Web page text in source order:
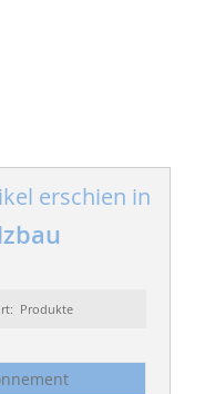
erschien in
Produkte